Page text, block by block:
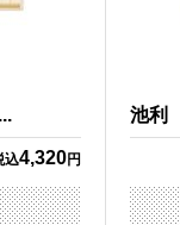
込4,320円
池利